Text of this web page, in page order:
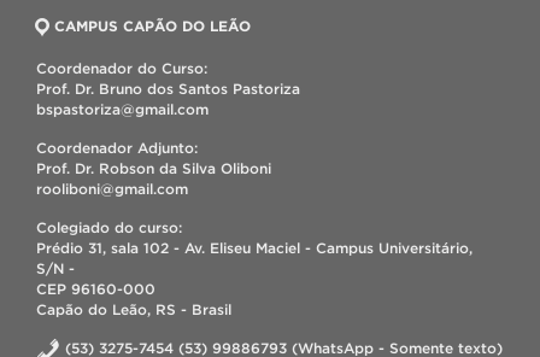
CAMPUS CAPÃO DO LEÃO
Coordenador do Curso:
Prof. Dr. Bruno dos Santos Pastoriza
bspastoriza@gmail.com
Coordenador Adjunto:
Prof. Dr. Robson da Silva Oliboni
rooliboni@gmail.com
Colegiado do curso:
Prédio 31, sala 102 - Av. Eliseu Maciel - Campus Universitário,
S/N -
CEP 96160-000
Capão do Leão, RS - Brasil
(53) 3275-7454 (53) 99886793 (WhatsApp - Somente texto)